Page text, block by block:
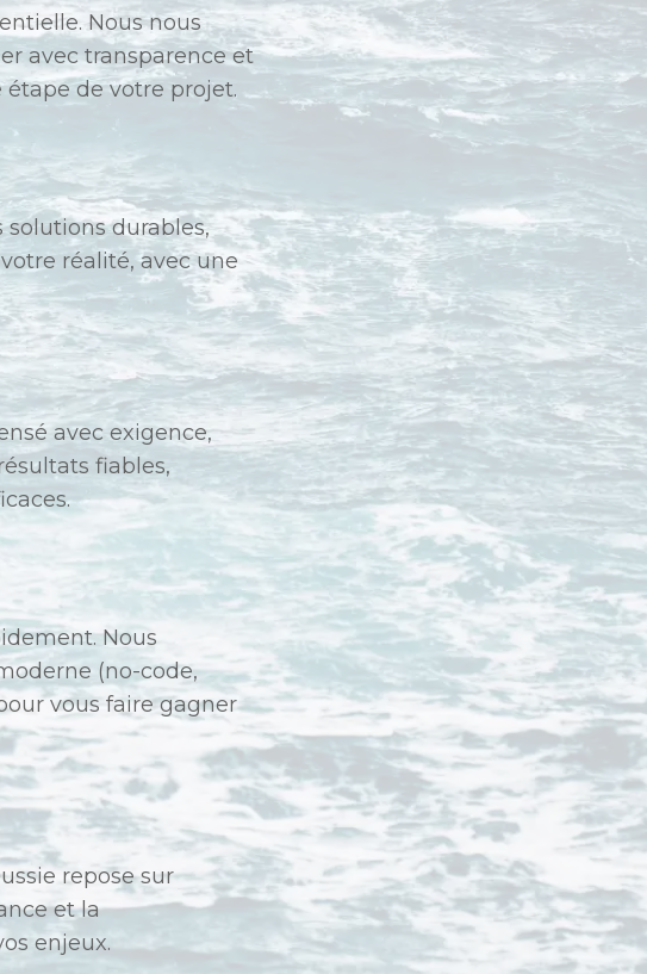
Nous nous
avec transparence et
de votre projet.
solutions durables,
réalité, avec une
avec exigence,
fiables,
Nous
(no-code,
vous faire gagner
repose sur
et la
enjeux.